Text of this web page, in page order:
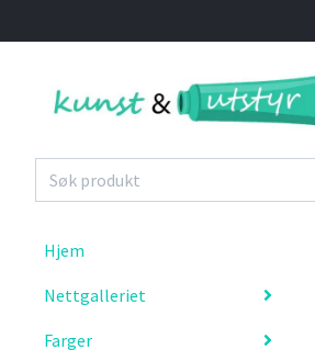
Hjem
Nettgalleriet
Farger